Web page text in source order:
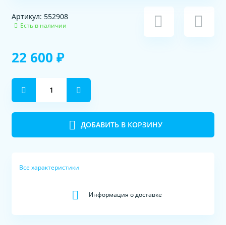
Артикул: 552908
Есть в наличии
22 600 ₽
ДОБАВИТЬ В КОРЗИНУ
Все характеристики
Информация о доставке